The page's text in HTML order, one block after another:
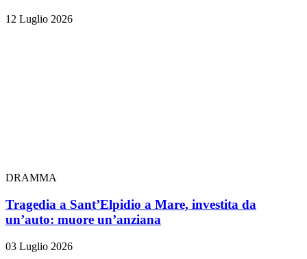
12 Luglio 2026
DRAMMA
Tragedia a Sant’Elpidio a Mare, investita da
un’auto: muore un’anziana
03 Luglio 2026